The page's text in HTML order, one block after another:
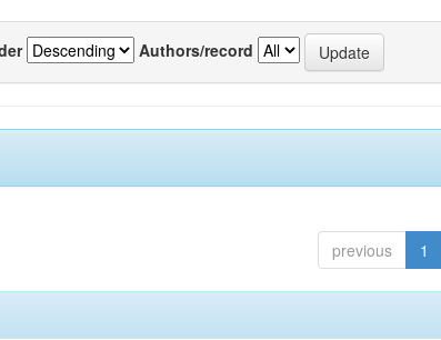
Authors/record
previous 1